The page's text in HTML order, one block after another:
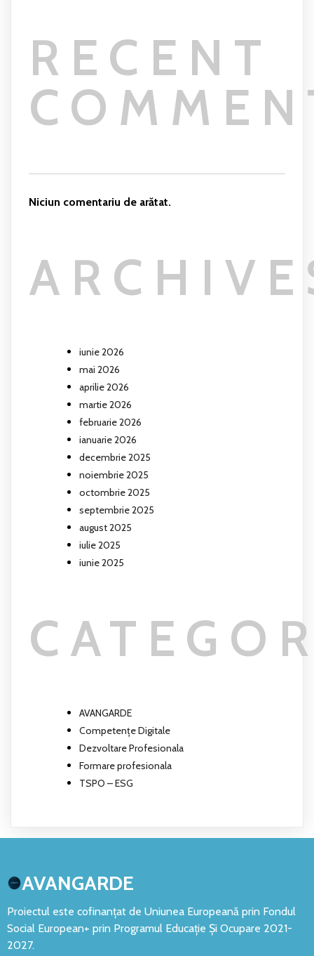
RECENT
Niciun comentariu de arătat.
iunie 2026
mai 2026
aprilie 2026
martie 2026
februarie 2026
ianuarie 2026
decembrie 2025
noiembrie 2025
octombrie 2025
septembrie 2025
august 2025
iulie 2025
iunie 2025
AVANGARDE
Competențe Digitale
Dezvoltare Profesionala
Formare profesionala
TSPO – ESG
AVANGARDE
Proiectul este cofinanțat de Uniunea Europeană prin Fondul
Social European+ prin Programul Educație Și Ocupare 2021-
2027.